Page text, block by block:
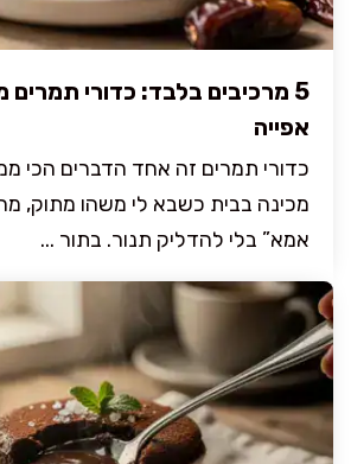
5 מרכיבים בלבד: כדורי תמרים
אפייה
כדורי תמרים זה אחד הדברים הכי
מכינה בבית כשבא לי משהו מתוק,
אמא” בלי להדליק תנור. בתור ...